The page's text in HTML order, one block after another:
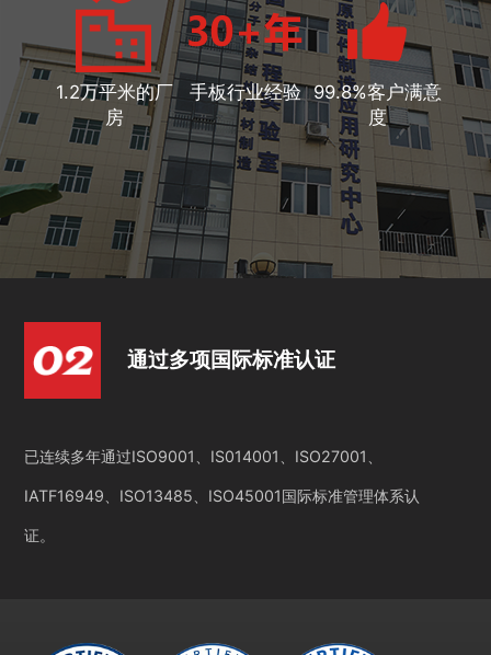
1.2万平米的厂
房
手板行业经验 99.8%客户满意
度
通过多项国际标准认证
已连续多年通过ISO9001、IS014001、ISO27001、
IATF16949、ISO13485、ISO45001国际标准管理体系认
证。